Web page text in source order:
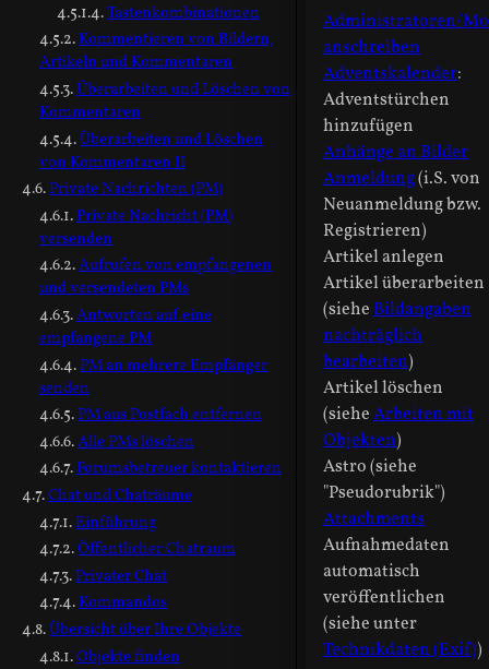
Tastenkombinationen
Kommentieren von Bildern,
Artikeln und Kommentaren
Überarbeiten und Löschen von
Kommentaren
Überarbeiten und Löschen
von Kommentaren II
Private Nachrichten (PM)
Private Nachricht (PM)
versenden
Aufrufen von empfangenen
und versendeten PMs
Antworten auf eine
empfangene PM
PM an mehrere Empfänger
senden
PM aus Postfach entfernen
Alle PMs löschen
Forumsbetreuer kontaktieren
Chat und Chaträume
Einführung
Öffentlicher Chatraum
Privater Chat
Kommandos
Übersicht über Ihre Objekte
Objekte finden
Administratoren/
anschreiben
Adventskalender:
Adventstürchen
hinzufügen
Anhänge an Bilder
Anmeldung(i.S. von
Neuanmeldung bzw.
Registrieren)
Artikel anlegen
Artikel überarbeiten
(sieheBildangaben
nachträglich
bearbeiten)
Artikel löschen
(sieheArbeiten mit
Objekten)
Astro (siehe
"Pseudorubrik")
Attachments
Aufnahmedaten
automatisch
veröffentlichen
(siehe unter
Technikdaten (Exif))